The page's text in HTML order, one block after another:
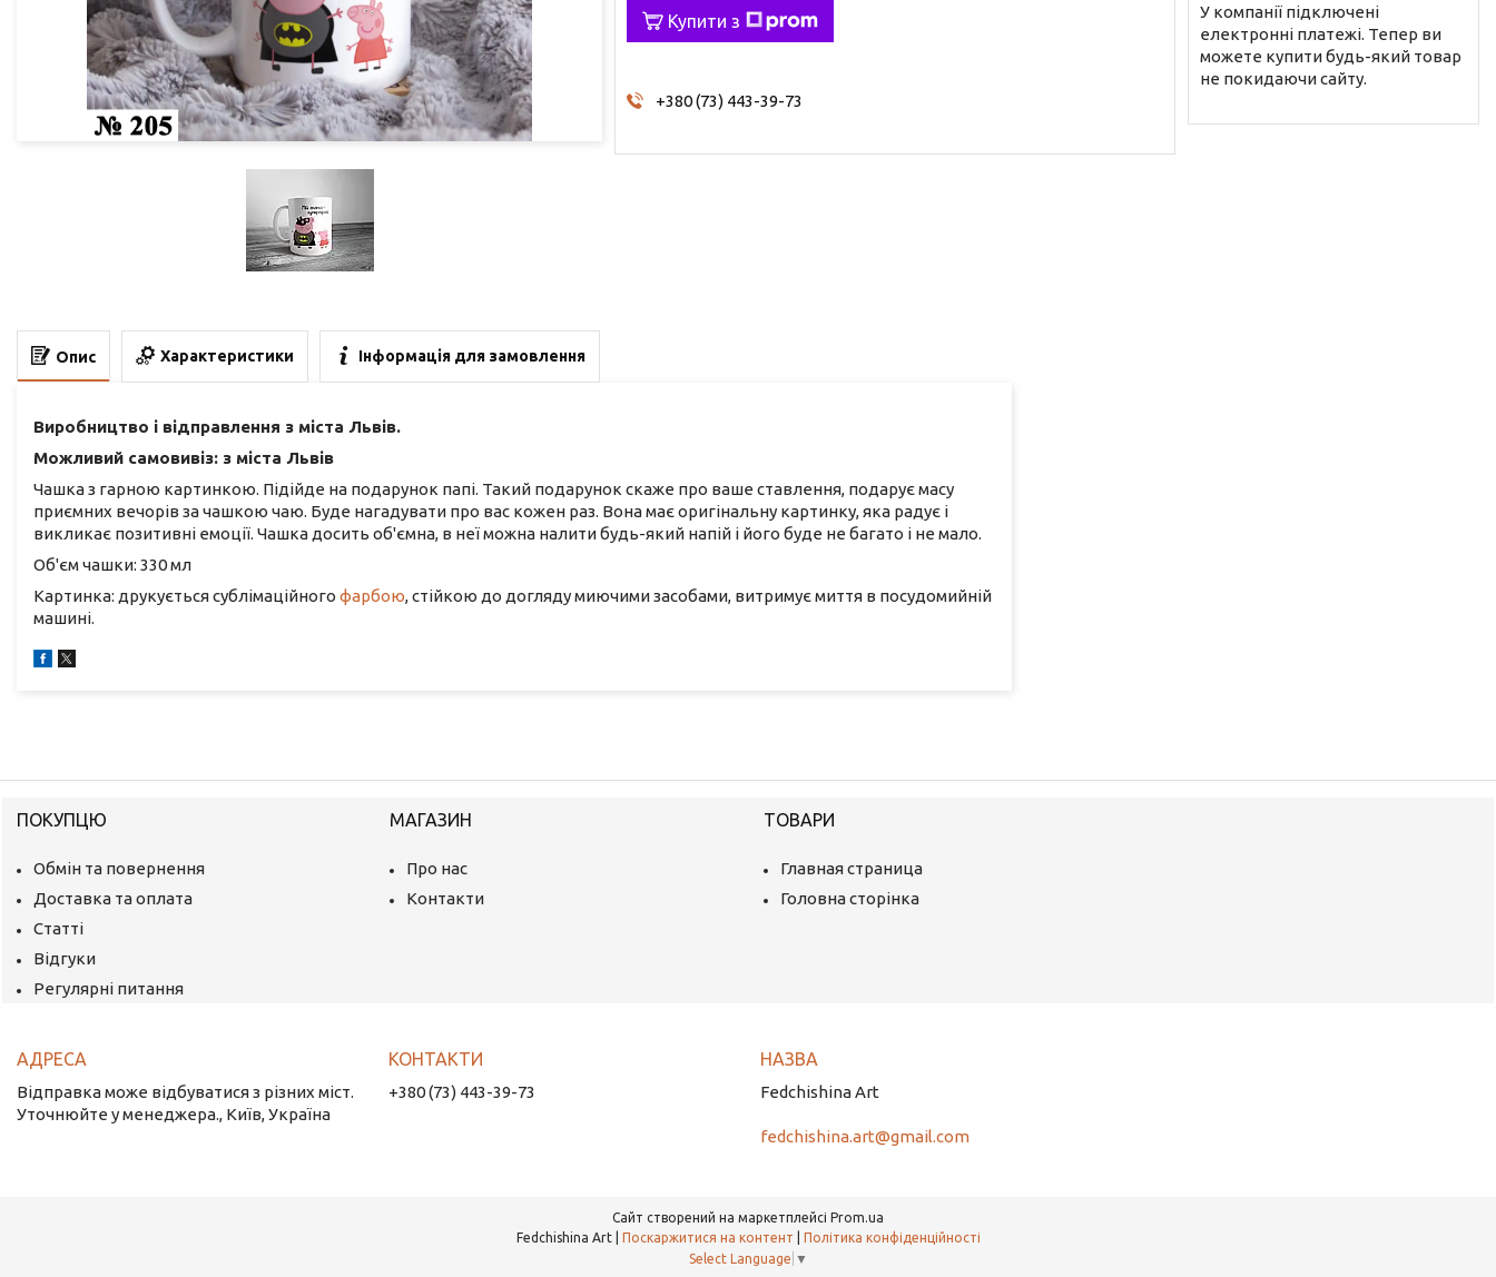
Купити з
+380 (73) 443-39-73
У компанії підключені
електронні платежі. Тепер ви
можете купити будь-який товар
не покидаючи сайту.
Опис Характеристики Інформація для замовлення
Виробництво і відправлення з міста Львів.
Можливий самовивіз: з міста Львів
Чашка з гарною картинкою. Підійде на подарунок папі. Такий подарунок скаже про ваше ставлення, подарує масу
приємних вечорів за чашкою чаю. Буде нагадувати про вас кожен раз. Вона має оригінальну картинку, яка радує і
викликає позитивні емоції. Чашка досить об'ємна, в неї можна налити будь-який напій і його буде не багато і не мало.
Об'єм чашки: 330 мл
Картинка: друкується сублімаційного фарбою, стійкою до догляду миючими засобами, витримує миття в посудомийній
машині.
ПОКУПЦЮ
Обмін та повернення
Доставка та оплата
Статті
Відгуки
Регулярні питання
МАГАЗИН
Про нас
Контакти
ТОВАРИ
Главная страница
Головна сторінка
Відправка може відбуватися з різних міст.
Уточнюйте у менеджера., Київ, Україна
+380 (73) 443-39-73 Fedchishina Art
fedchishina.art@gmail.com
Сайт створений на маркетплейсі Prom.ua
Поскаржитися на контент
Політика конфіденційності
Select Language ▼